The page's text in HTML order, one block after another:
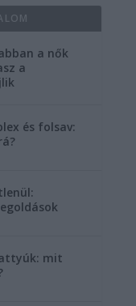
a nők
a
és folsav:
mit